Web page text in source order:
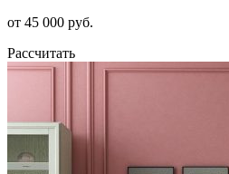
от 45 000 руб.
Рассчитать